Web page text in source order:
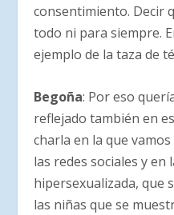
consentimiento. Decir
todo ni para siempre.
ejemplo de la taza de
Begoña: Por eso
reflejado también en
charla en la que
las redes sociales y en
hipersexualizada, que
las niñas que se